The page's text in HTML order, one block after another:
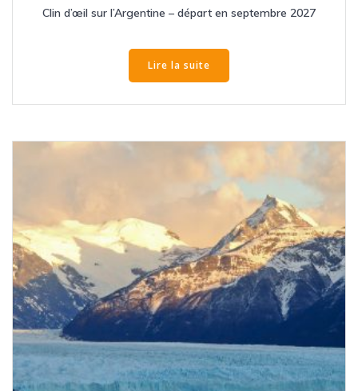
Clin d’œil sur l’Argentine – départ en septembre 2027
Lire la suite